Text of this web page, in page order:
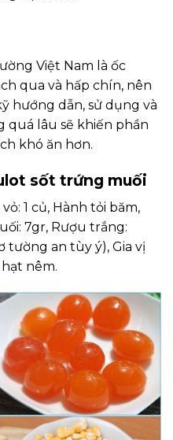
Việt Nam là ốc
qua và hấp chín, nên
hướng dẫn, sử dụng và
quá lâu sẽ khiến phần
khó ăn hơn.
sốt trứng muối
1 củ, Hành tỏi băm,
7gr, Rượu trắng:
tường an tùy ý), Gia vị
nêm.